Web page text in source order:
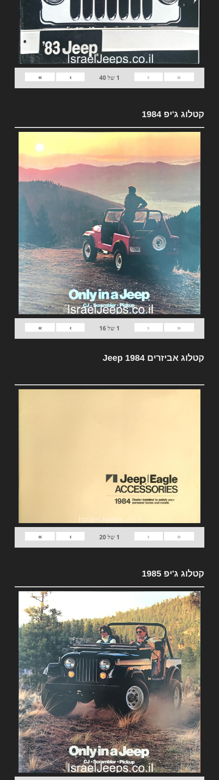
«
‹
1 של40
›
»
קטלוג ג'יפ 1984
«
‹
1 של16
›
»
קטלוג אביזרים Jeep 1984
«
‹
1 של20
›
»
קטלוג ג'יפ 1985